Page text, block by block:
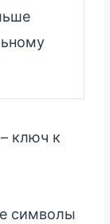
ключ к
символы